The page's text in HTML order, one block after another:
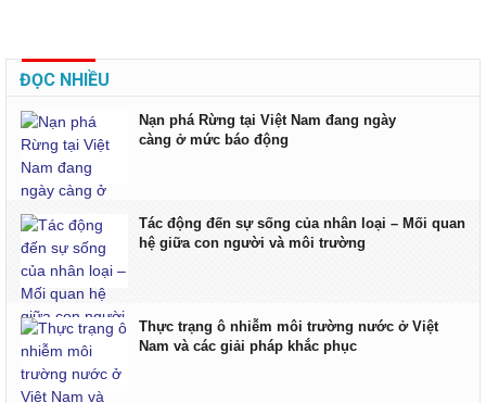
ĐỌC NHIỀU
Nạn phá Rừng tại Việt Nam đang ngày
càng ở mức báo động
Tác động đến sự sống của nhân loại – Mối quan
hệ giữa con người và môi trường
Thực trạng ô nhiễm môi trường nước ở Việt
Nam và các giải pháp khắc phục